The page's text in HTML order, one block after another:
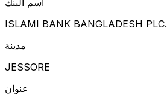
ISLAMI BANK BANGLADESH PLC.
مدينة
JESSORE
عنوان